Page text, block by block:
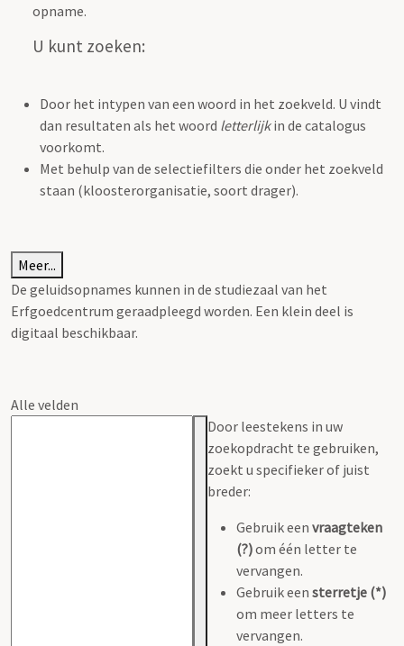
opname.
U kunt zoeken:
Door het intypen van een woord in het zoekveld. U vindt
dan resultaten als het woord letterlijkin de catalogus
voorkomt.
Met behulp van de selectiefilters die onder het zoekveld
staan (kloosterorganisatie, soort drager).
Meer...
De geluidsopnames kunnen in de studiezaal van het
Erfgoedcentrum geraadpleegd worden. Een klein deel is
digitaal beschikbaar.
Alle velden
Door leestekens in uw
zoekopdracht te gebruiken,
zoekt u specifieker of juist
breder:
Gebruik een vraagteken
(?)om één letter te
vervangen.
Gebruik een sterretje (*)
om meer letters te
vervangen.